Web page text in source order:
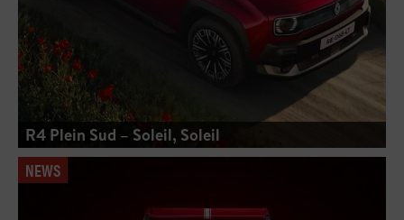
R4 Plein Sud – Soleil, Soleil
NEWS